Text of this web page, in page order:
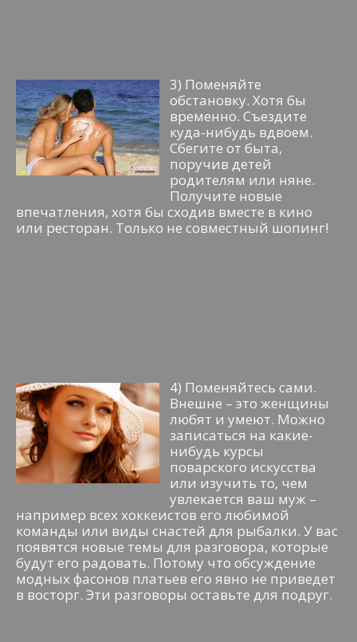
3) Поменяйте
обстановку. Хотя бы
временно. Съездите
куда-нибудь вдвоем.
Сбегите от быта,
поручив детей
родителям или няне.
Получите новые
впечатления, хотя бы сходив вместе в кино
или ресторан. Только не совместный шопинг!
4) Поменяйтесь сами.
Внешне – это женщины
любят и умеют. Можно
записаться на какие-
нибудь курсы
поварского искусства
или изучить то, чем
увлекается ваш муж –
например всех хоккеистов его любимой
команды или виды снастей для рыбалки. У вас
появятся новые темы для разговора, которые
будут его радовать. Потому что обсуждение
модных фасонов платьев его явно не приведет
в восторг. Эти разговоры оставьте для подруг.